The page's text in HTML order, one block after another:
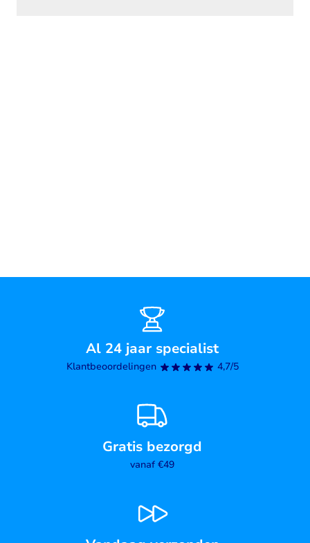
Al 24 jaar specialist
Klantbeoordelingen 4,7/5
Gratis bezorgd
vanaf €49